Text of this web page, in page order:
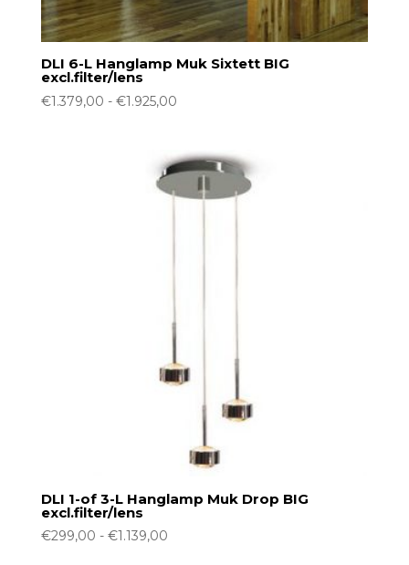
DLI 6-L Hanglamp Muk Sixtett BIG
excl.filter/lens
€1.379,00 - €1.925,00Prijsklasse:
€1.925,00
DLI 1-of 3-L Hanglamp Muk Drop BIG
excl.filter/lens
€299,00 - €1.139,00Prijsklasse: